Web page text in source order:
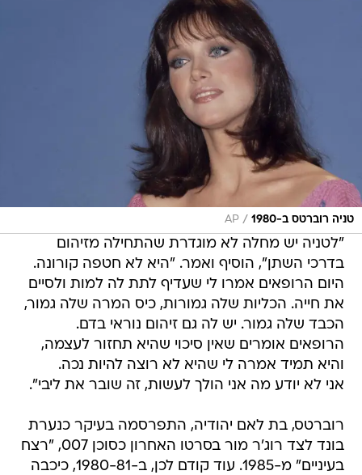
טניה רוברטס ב-1980 /
AP
"לטניה יש מחלה לא מוגדרת שהתחילה מזיהום
בדרכי השתן", הוסיף ואמר. "היא לא חטפה קורונה.
היום הרופאים אמרו לי שעדיף לתת לה למות ולסיים
את חייה. הכליות שלה גמורות, כיס המרה שלה גמור,
הכבד שלה גמור. יש לה גם זיהום נוראי בדם.
הרופאים אומרים שאין סיכוי שהיא תחזור לעצמה,
והיא תמיד אמרה לי שהיא לא רוצה להיות נכה.
אני לא יודע מה אני הולך לעשות, זה שובר את ליבי".
רוברטס, בת לאם יהודיה, התפרסמה בעיקר כנערת
בונד לצד רוג'ר מור בסרטו האחרון כסוכן 007, "רצח
בעיניים" מ-1985. עוד קודם לכן, ב-1980-81, כיכבה